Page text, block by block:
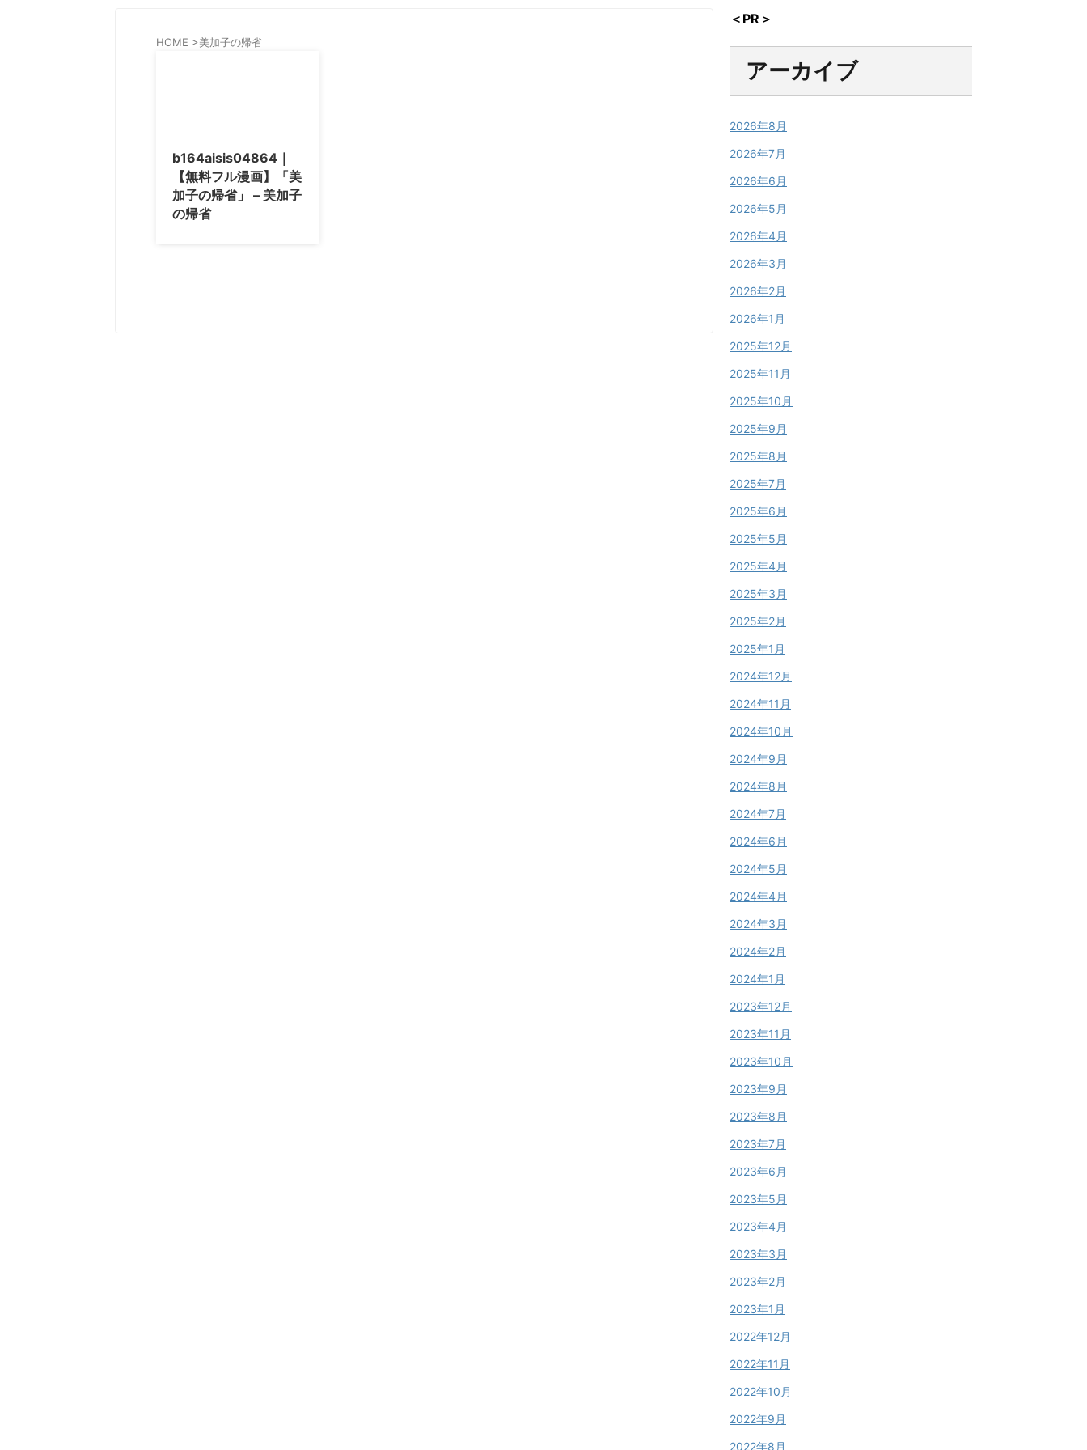
HOME >美加子の帰省
b164aisis04864｜
【無料フル漫画】「美
加子の帰省」 – 美加子
の帰省
＜PR＞
アーカイブ
2026年8月
2026年7月
2026年6月
2026年5月
2026年4月
2026年3月
2026年2月
2026年1月
2025年12月
2025年11月
2025年10月
2025年9月
2025年8月
2025年7月
2025年6月
2025年5月
2025年4月
2025年3月
2025年2月
2025年1月
2024年12月
2024年11月
2024年10月
2024年9月
2024年8月
2024年7月
2024年6月
2024年5月
2024年4月
2024年3月
2024年2月
2024年1月
2023年12月
2023年11月
2023年10月
2023年9月
2023年8月
2023年7月
2023年6月
2023年5月
2023年4月
2023年3月
2023年2月
2023年1月
2022年12月
2022年11月
2022年10月
2022年9月
2022年8月